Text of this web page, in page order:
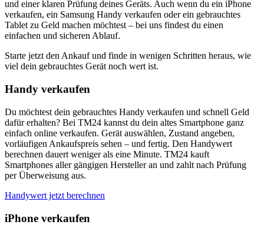
und einer klaren Prüfung deines Geräts. Auch wenn du ein iPhone
verkaufen, ein Samsung Handy verkaufen oder ein gebrauchtes
Tablet zu Geld machen möchtest – bei uns findest du einen
einfachen und sicheren Ablauf.
Starte jetzt den Ankauf und finde in wenigen Schritten heraus, wie
viel dein gebrauchtes Gerät noch wert ist.
Handy verkaufen
Du möchtest dein gebrauchtes Handy verkaufen und schnell Geld
dafür erhalten? Bei TM24 kannst du dein altes Smartphone ganz
einfach online verkaufen. Gerät auswählen, Zustand angeben,
vorläufigen Ankaufspreis sehen – und fertig. Den Handywert
berechnen dauert weniger als eine Minute. TM24 kauft
Smartphones aller gängigen Hersteller an und zahlt nach Prüfung
per Überweisung aus.
Handywert jetzt berechnen
iPhone verkaufen